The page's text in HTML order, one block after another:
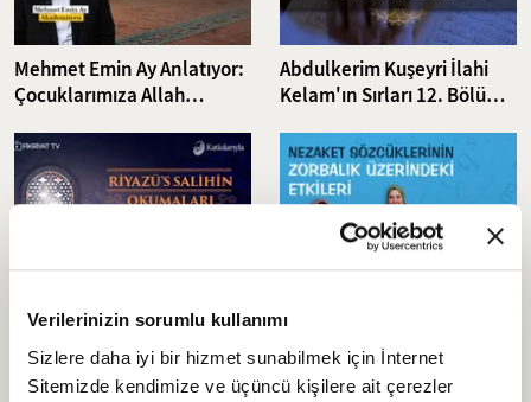
Verilerinizin sorumlu kullanımı
Sizlere daha iyi bir hizmet sunabilmek için İnternet
Sitemizde kendimize ve üçüncü kişilere ait çerezler
Mehmet Emin Ay Anlatıyor:
Çocuklarımıza Allah
Abdulkerim Kuşeyri İlahi
Kelam'ın Sırları 12. Bölüm I
Ayetler Tefsiri
Riyazü’s-Salihin 24. Bölüm:
Efendimizin (SAV)
Mücâhedesi
Sözcüklerin Gücü: Nezaket
ve Zorbalıkla Mücadele